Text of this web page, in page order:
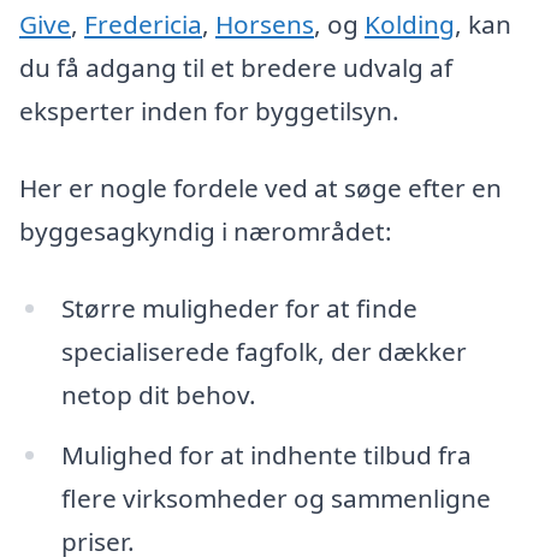
Give, Fredericia, Horsens, og Kolding, kan
du få adgang til et bredere udvalg af
eksperter inden for byggetilsyn.
Her er nogle fordele ved at søge efter en
byggesagkyndig i nærområdet:
Større muligheder for at finde
specialiserede fagfolk, der dækker
netop dit behov.
Mulighed for at indhente tilbud fra
flere virksomheder og sammenligne
priser.